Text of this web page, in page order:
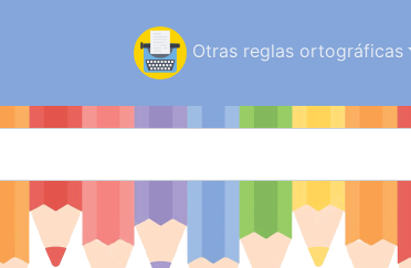
Otras reglas ortográficas